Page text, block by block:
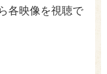
各映像を視聴で